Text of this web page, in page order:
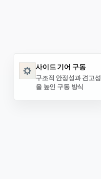
사이드 기어 구동
구조적 안정성과 견고성
을 높인 구동 방식